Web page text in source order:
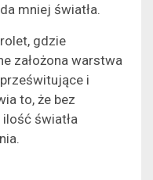
mniej światła.
gdzie
założona warstwa
i
to, że bez
światła